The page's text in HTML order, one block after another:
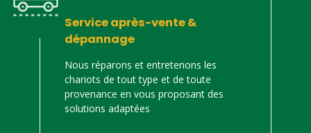
Service après-vente &
dépannage
Nous réparons et entretenons les
chariots de tout type et de toute
provenance en vous proposant des
solutions adaptées